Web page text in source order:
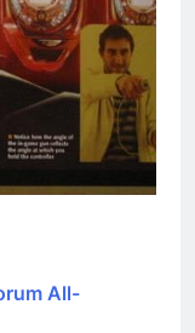
All-